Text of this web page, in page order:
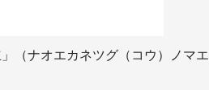
（ナオエカネツグ（コウ）ノマエ